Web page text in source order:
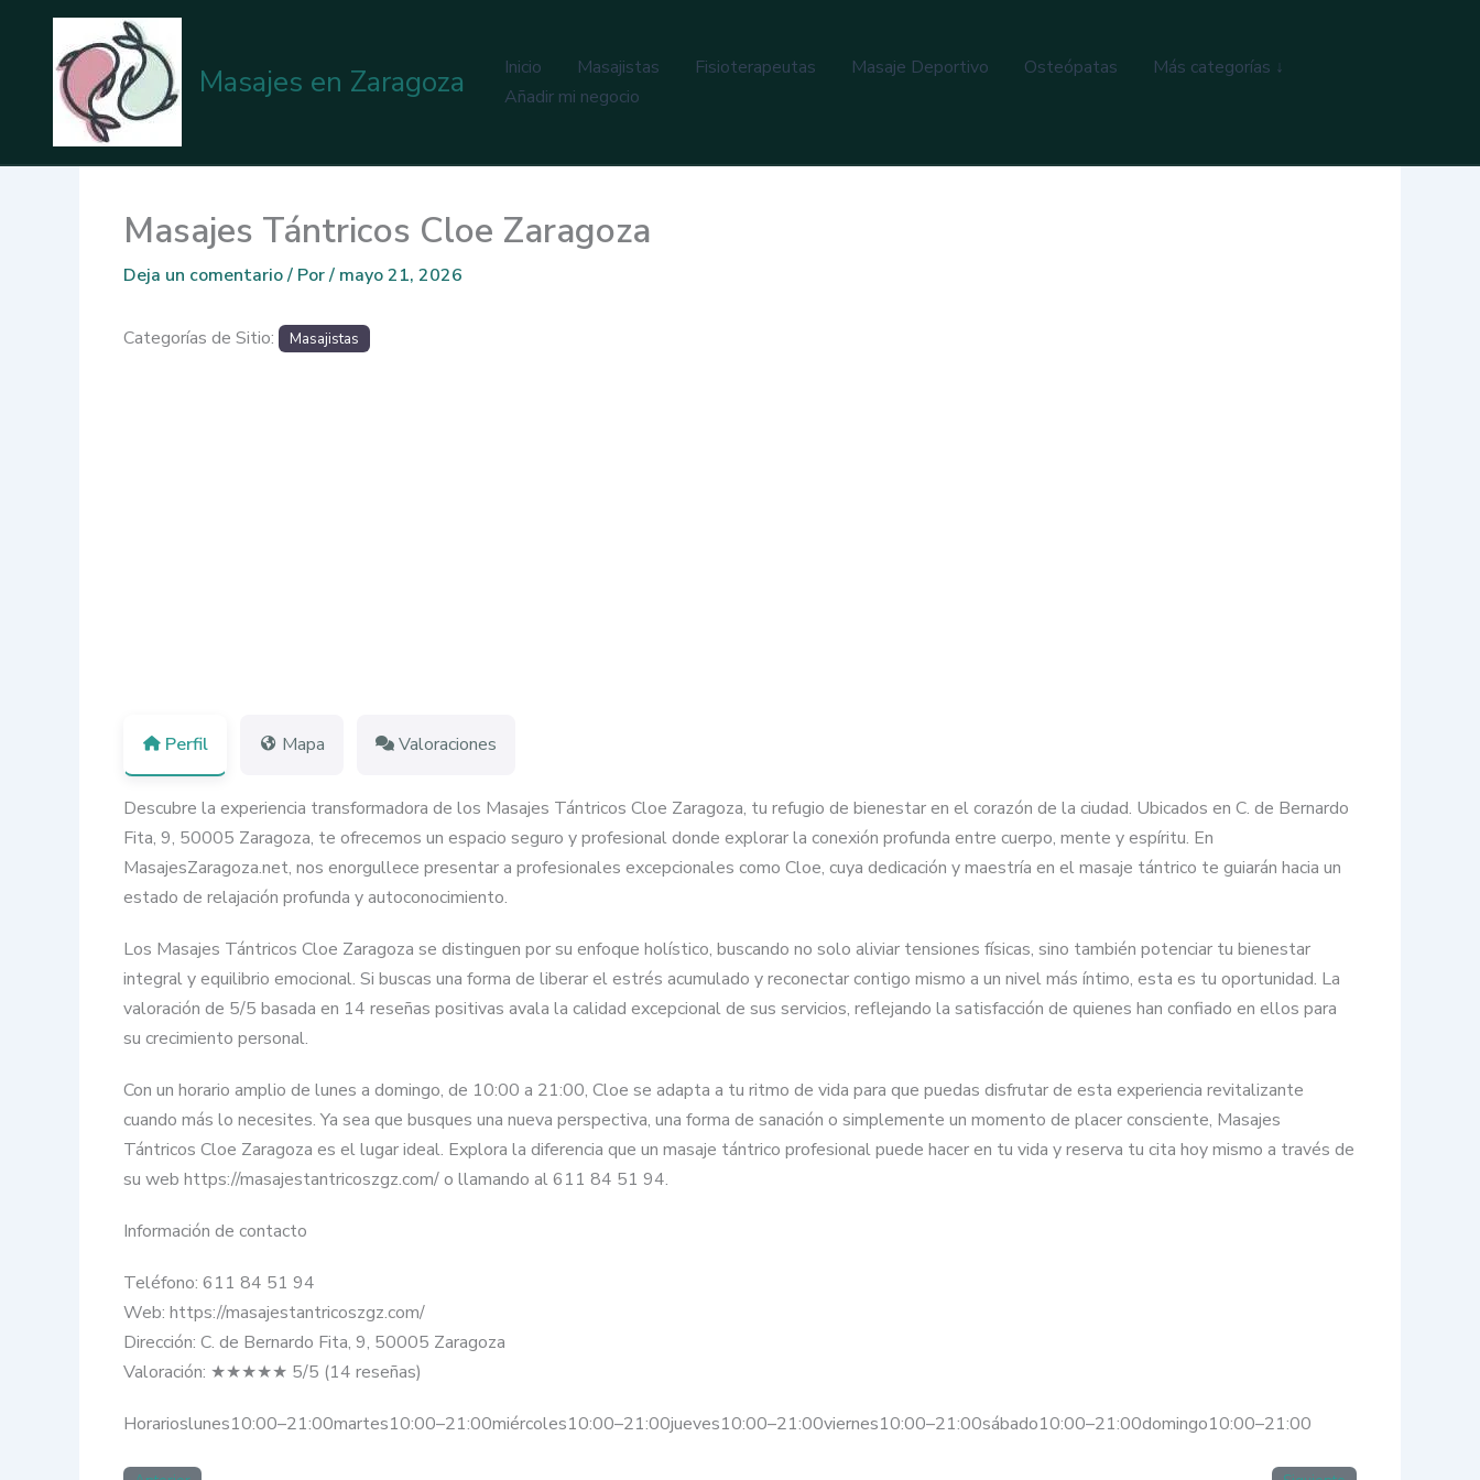
contenido
Masajes en Zaragoza Inicio Masajistas Fisioterapeutas Masaje Deportivo Osteópatas
Más categorías ↓
Añadir mi negocio
Masajes Tántricos Cloe Zaragoza
Deja un comentario/ Por/ mayo 21, 2026
Categorías de Sitio: Masajistas
Perfil Mapa Valoraciones
Descubre la experiencia transformadora de los Masajes Tántricos Cloe Zaragoza, tu refugio de bienestar en el corazón de la ciudad. Ubicados en C. de Bernardo
Fita, 9, 50005 Zaragoza, te ofrecemos un espacio seguro y profesional donde explorar la conexión profunda entre cuerpo, mente y espíritu. En
MasajesZaragoza.net, nos enorgullece presentar a profesionales excepcionales como Cloe, cuya dedicación y maestría en el masaje tántrico te guiarán hacia un
estado de relajación profunda y autoconocimiento.
Los Masajes Tántricos Cloe Zaragoza se distinguen por su enfoque holístico, buscando no solo aliviar tensiones físicas, sino también potenciar tu bienestar
integral y equilibrio emocional. Si buscas una forma de liberar el estrés acumulado y reconectar contigo mismo a un nivel más íntimo, esta es tu oportunidad. La
valoración de 5/5 basada en 14 reseñas positivas avala la calidad excepcional de sus servicios, reflejando la satisfacción de quienes han confiado en ellos para
su crecimiento personal.
Con un horario amplio de lunes a domingo, de 10:00 a 21:00, Cloe se adapta a tu ritmo de vida para que puedas disfrutar de esta experiencia revitalizante
cuando más lo necesites. Ya sea que busques una nueva perspectiva, una forma de sanación o simplemente un momento de placer consciente, Masajes
Tántricos Cloe Zaragoza es el lugar ideal. Explora la diferencia que un masaje tántrico profesional puede hacer en tu vida y reserva tu cita hoy mismo a través de
su web https://masajestantricoszgz.com/ o llamando al 611 84 51 94.
Información de contacto
Teléfono: 611 84 51 94
Web: https://masajestantricoszgz.com/
Dirección: C. de Bernardo Fita, 9, 50005 Zaragoza
Valoración: ★★★★★ 5/5 (14 reseñas)
Horarioslunes10:00–21:00martes10:00–21:00miércoles10:00–21:00jueves10:00–21:00viernes10:00–21:00sábado10:00–21:00domingo10:00–21:00